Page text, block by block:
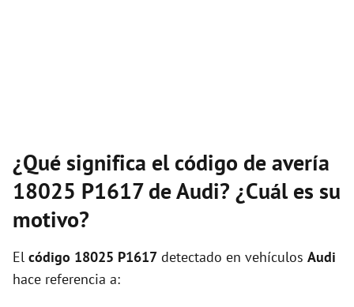
¿Qué significa el código de avería
18025 P1617 de Audi? ¿Cuál es su
motivo?
El código 18025 P1617 detectado en vehículos Audi
hace referencia a: